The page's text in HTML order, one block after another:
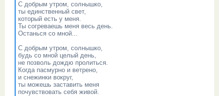
С добрым утром, солнышко,
ты единственный свет,
который есть у меня.
Ты согреваешь меня весь день.
Останься со мной...
С добрым утром, солнышко,
будь со мной целый день,
не позволь дождю пролиться.
Когда пасмурно и ветрено,
и снежинки вокруг,
ты можешь заставить меня
почувствовать себя живой.